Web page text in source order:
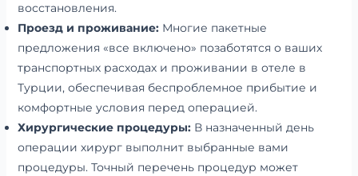
восстановления.
Проезд и проживание:Многие пакетные
предложения «все включено» позаботятся о ваших
транспортных расходах и проживании в отеле в
Турции, обеспечивая беспроблемное прибытие и
комфортные условия перед операцией.
Хирургические процедуры:В назначенный день
операции хирург выполнит выбранные вами
процедуры. Точный перечень процедур может